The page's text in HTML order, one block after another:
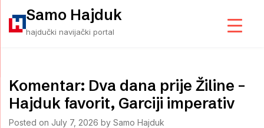
content
Samo Hajduk
hajdučki navijački portal
Komentar: Dva dana prije Žiline –
Hajduk favorit, Garciji imperativ
Posted on July 7, 2026 by Samo Hajduk